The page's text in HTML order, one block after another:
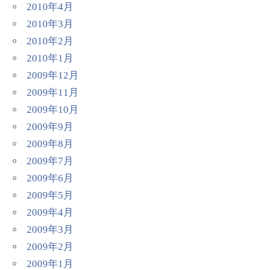
2010年4月
2010年3月
2010年2月
2010年1月
2009年12月
2009年11月
2009年10月
2009年9月
2009年8月
2009年7月
2009年6月
2009年5月
2009年4月
2009年3月
2009年2月
2009年1月